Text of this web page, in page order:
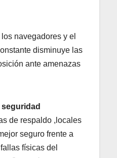
navegadores y el
disminuye las
ante amenazas
de respaldo ,locales
seguro frente a
físicas del